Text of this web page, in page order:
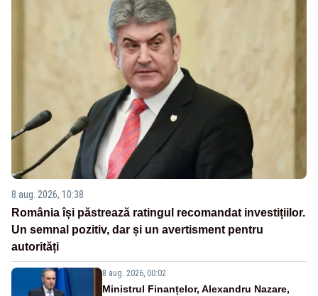
8 aug. 2026, 10:38
România își păstrează ratingul recomandat investițiilor.
Un semnal pozitiv, dar și un avertisment pentru
autorități
8 aug. 2026, 00:02
Ministrul Finanțelor, Alexandru Nazare,